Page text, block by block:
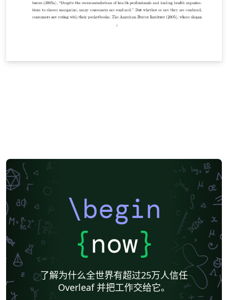
\begin
{now}
了解为什么全世界有超过25万人信任
Overleaf 并把工作交给它。